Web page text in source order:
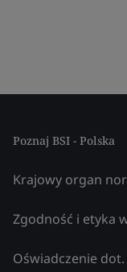
Poznaj BSI - Polska
Krajowy organ
Zgodność i etyka
Oświadczenie